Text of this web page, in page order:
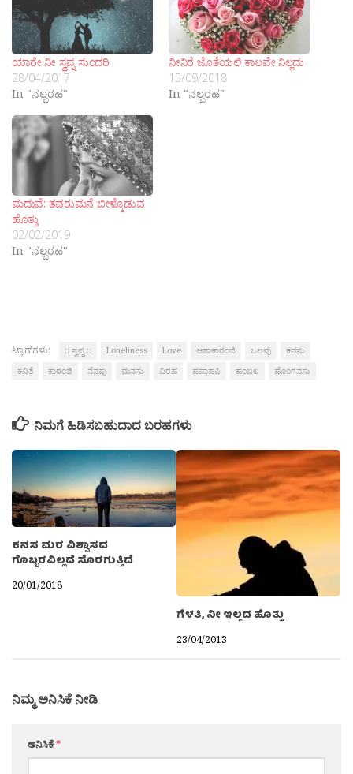
ಯಾರೇ ನೀ ಸ್ವಪ್ನ ಸುಂದರಿ
28/04/2017
In "ನಲ್ಬರಹ"
ನೀನಿರೆ ಜೊತೆಯಲಿ ಕಾಲವೇ ನಿಲ್ಲದು
15/09/2018
In "ನಲ್ಬರಹ"
ಮದುವೆ: ತವರುಮನೆ ಬೀಳ್ಕೊಡುವ
ಹೊತ್ತು
02/02/2019
In "ನಲ್ಬರಹ"
ಟ್ಯಾಗ್‌ಗಳು: :: ಸ್ವಪ್ನ :: Loneliness Love ಆಶಾಕಾರಂಜಿ ಒಲವು
ಕನಸು
ಕವಿತೆ
ಕಾರಂಜಿ ನೆನಪು ಮನಸು ವಿರಹ ಹಪಾಹಪಿ ಹಂಬಲ ಹೊಂಗನಸು
ನಿಮಗೆ ಹಿಡಿಸಬಹುದಾದ ಬರಹಗಳು
ಕನಸ ಮರ ವಿಶ್ವಾಸದ
ಗೊಬ್ಬರವಿಲ್ಲದೆ ಸೊರಗುತ್ತಿದೆ
20/01/2018
ಗೆಳತಿ, ನೀ ಇಲ್ಲದ ಹೊತ್ತು
23/04/2013
ನಿಮ್ಮ ಅನಿಸಿಕೆ ನೀಡಿ
ಅನಿಸಿಕೆ*